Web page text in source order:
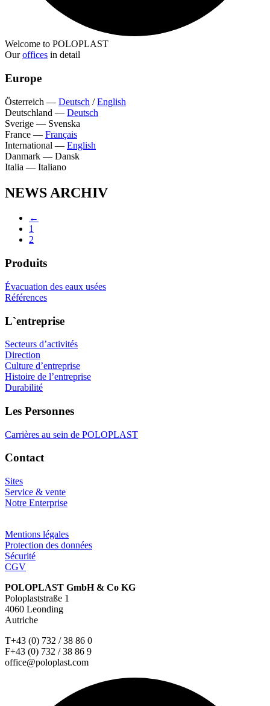
Welcome to POLOPLAST
Ouroffices in detail
Europe
Österreich — Deutsch /English
Deutschland — Deutsch
Sverige — Svenska
France — Français
International — English
Danmark — Dansk
Italia — Italiano
NEWS ARCHIV
←
1
2
Produits
Évacuation des eaux usées
Références
L`entreprise
Secteurs d’activités
Direction
Culture d’entreprise
Histoire de l’entreprise
Durabilité
Les Personnes
Carrières au sein de POLOPLAST
Contact
Sites
Service & vente
Notre Enterprise
Mentions légales
Protection des données
Sécurité
CGV
POLOPLAST GmbH & Co KG
Poloplaststraße 1
4060 Leonding
Autriche
T+43 (0) 732 / 38 86 0
F+43 (0) 732 / 38 86 9
office@poloplast.com